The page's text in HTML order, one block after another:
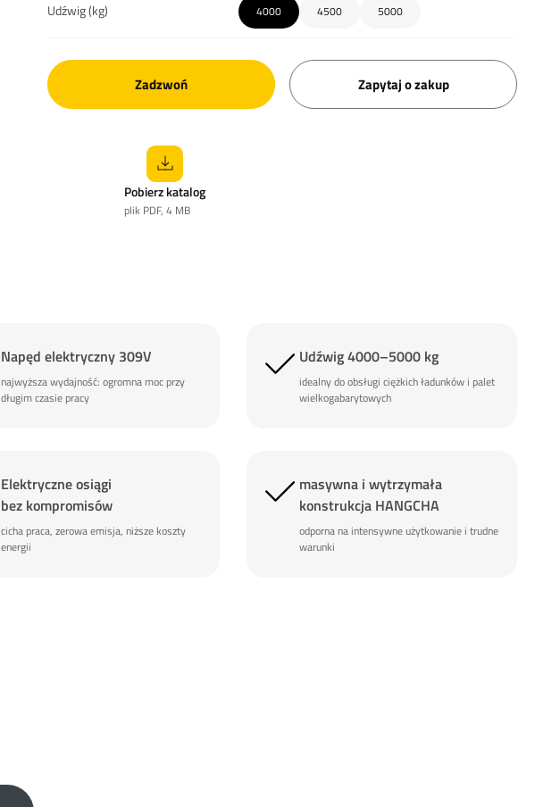
Udźwig (kg) 4000 4500 5000
Zadzwoń Zapytaj o zakup
Pobierz katalog
plik PDF, 4 MB
Napęd elektryczny 309V
najwyższa wydajność: ogromna moc przy
długim czasie pracy
Udźwig 4000–5000 kg
idealny do obsługi ciężkich ładunków i palet
wielkogabarytowych
Elektryczne osiągi
bez kompromisów
cicha praca, zerowa emisja, niższe koszty
energii
masywna i wytrzymała
konstrukcja HANGCHA
odporna na intensywne użytkowanie i trudne
warunki